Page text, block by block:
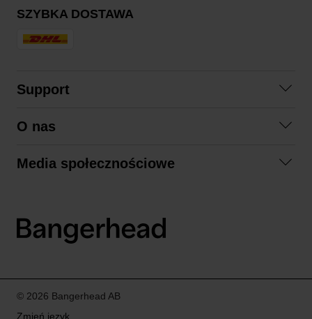
SZYBKA DOSTAWA
Support
Regulamin zakupów
O nas
Zrównoważony rozwój
Media społecznościowe
LinkedIn
© 2026 Bangerhead AB
Zmień język